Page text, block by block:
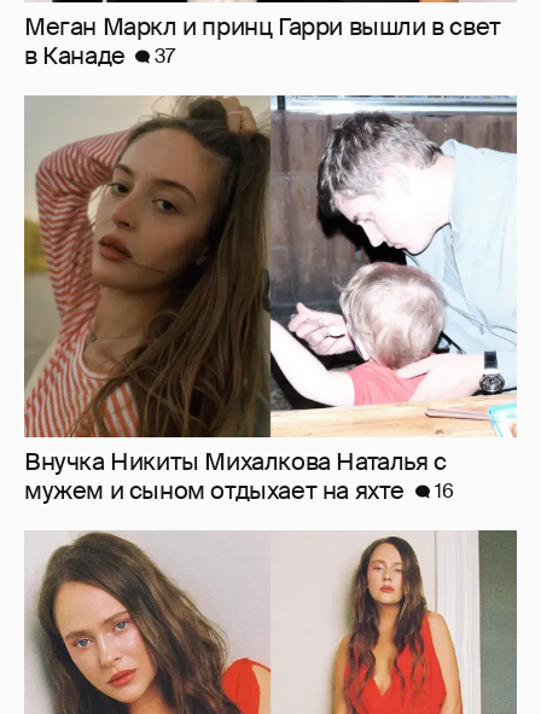
Внучка Никиты Михалкова Наталья с
мужем и сыном отдыхает на яхте
"Лолита". Аглая Тарасова снялась в мини-
платье с декольте и чулках
42